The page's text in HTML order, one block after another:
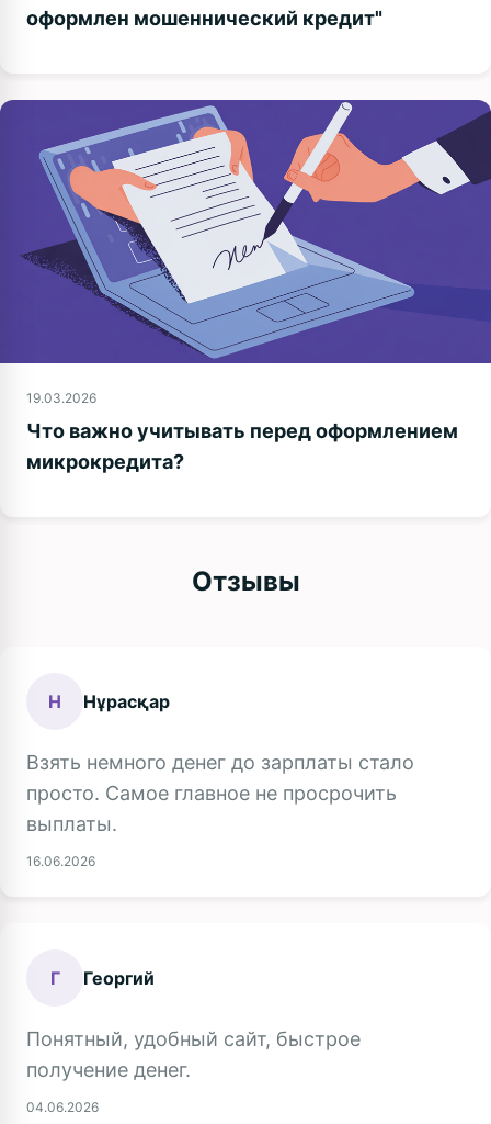
оформлен мошеннический кредит"
19.03.2026
Что важно учитывать перед оформлением
микрокредита?
Отзывы
Н Нұрасқар
Взять немного денег до зарплаты стало
просто. Самое главное не просрочить
выплаты.
16.06.2026
Г Георгий
Понятный, удобный сайт, быстрое
получение денег.
04.06.2026